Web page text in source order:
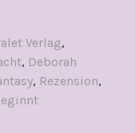
Verlag,
, Deborah
, Rezension,